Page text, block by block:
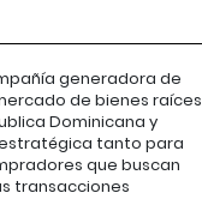
generadora de
de bienes raíces
Dominicana y
tanto para
que buscan
transacciones